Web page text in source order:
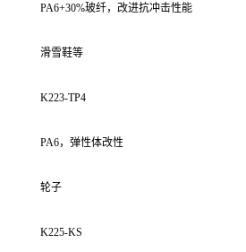
PA6+30%玻纤，改进抗冲击性能
滑雪鞋等
K223-TP4
PA6，弹性体改性
轮子
K225-KS